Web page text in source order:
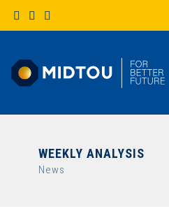
WEEKLY ANALYSIS
News